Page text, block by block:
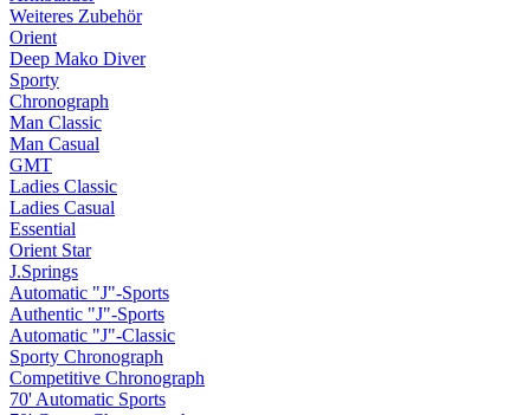
Weiteres Zubehör
Orient
Deep Mako Diver
Sporty
Chronograph
Man Classic
Man Casual
GMT
Ladies Classic
Ladies Casual
Essential
Orient Star
J.Springs
Automatic "J"-Sports
Authentic "J"-Sports
Automatic "J"-Classic
Sporty Chronograph
Competitive Chronograph
70' Automatic Sports